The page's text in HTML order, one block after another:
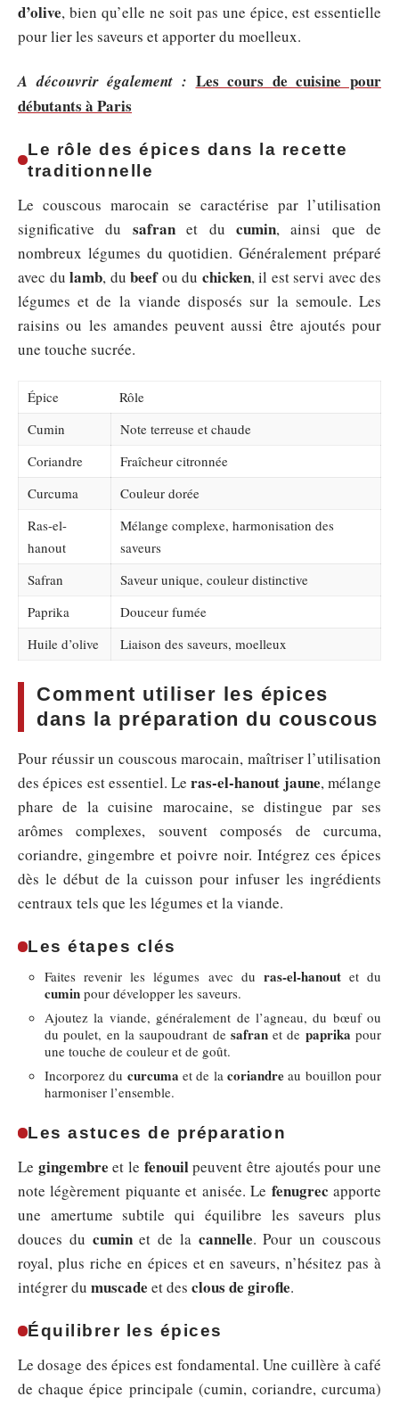
d’olive, bien qu’elle ne soit pas une épice, est essentielle
pour lier les saveurs et apporter du moelleux.
A découvrir également : Les cours de cuisine pour
débutants à Paris
Le rôle des épices dans la recette
traditionnelle
Le couscous marocain se caractérise par l’utilisation
significative du safranet du cumin, ainsi que de
nombreux légumes du quotidien. Généralement préparé
avec du lamb, du beefou du chicken, il est servi avec des
légumes et de la viande disposés sur la semoule. Les
raisins ou les amandes peuvent aussi être ajoutés pour
une touche sucrée.
Épice
Rôle
Cumin
Note terreuse et chaude
Coriandre
Fraîcheur citronnée
Curcuma
Couleur dorée
Ras-el-
hanout
Mélange complexe, harmonisation des
saveurs
Safran
Saveur unique, couleur distinctive
Paprika
Douceur fumée
Huile d’olive
Liaison des saveurs, moelleux
Comment utiliser les épices
dans la préparation du couscous
Pour réussir un couscous marocain, maîtriser l’utilisation
des épices est essentiel. Leras-el-hanout jaune, mélange
phare de la cuisine marocaine, se distingue par ses
arômes complexes, souvent composés de curcuma,
coriandre, gingembre et poivre noir. Intégrez ces épices
dès le début de la cuisson pour infuser les ingrédients
centraux tels que les légumes et la viande.
Les étapes clés
Faites revenir les légumes avec du ras-el-hanoutet du
cumin pour développer les saveurs.
Ajoutez la viande, généralement de l’agneau, du bœuf ou
du poulet, en la saupoudrant de safranet de paprika pour
une touche de couleur et de goût.
Incorporez du curcuma et de lacoriandre au bouillon pour
harmoniser l’ensemble.
Les astuces de préparation
Le gingembre et le fenouilpeuvent être ajoutés pour une
note légèrement piquante et anisée. Le fenugrec apporte
une amertume subtile qui équilibre les saveurs plus
douces du cuminet de la cannelle. Pour un couscous
royal, plus riche en épices et en saveurs, n’hésitez pas à
intégrer du muscade et des clous de girofle.
Équilibrer les épices
Le dosage des épices est fondamental. Une cuillère à café
de chaque épice principale (cumin, coriandre, curcuma)